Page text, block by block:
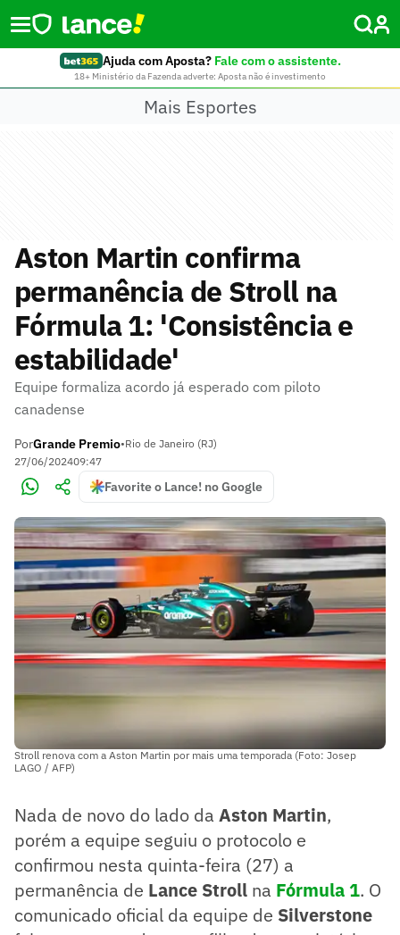
Ajuda com Aposta? Fale com o assistente.
18+ Ministério da Fazenda adverte: Aposta não é investimento
Mais Esportes
Aston Martin confirma
permanência de Stroll na
Fórmula 1: 'Consistência e
estabilidade'
Equipe formaliza acordo já esperado com piloto
canadense
PorGrande Premio•Rio de Janeiro (RJ)
27/06/202409:47
Favorite o Lance! no Google
Stroll renova com a Aston Martin por mais uma temporada (Foto: Josep
LAGO / AFP)
Nada de novo do lado da Aston Martin,
porém a equipe seguiu o protocolo e
confirmou nesta quinta-feira (27) a
permanência de Lance Stroll na Fórmula 1. O
comunicado oficial da equipe de Silverstone